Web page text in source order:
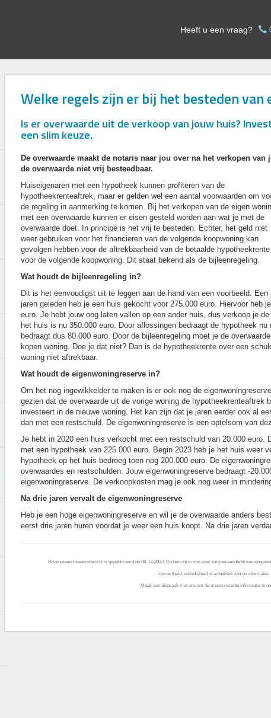
Heeft u een vraag?
Welke regels zijn er bij het besteden van
Is er overwaarde uit de verkoop van jouw huis?
een slim keuze.
De overwaarde maakt de notaris naar jou over na het verkopen
de overwaarde niet vrij besteedbaar.
Huiseigenaren met een hypotheek kunnen profiteren van de
hypotheekrenteaftrek, maar er gelden wel een aantal voorwaarden om
de regeling in aanmerking te komen. Bij het verkopen van de eigen
met een overwaarde kunnen er eisen gesteld worden aan wat je met de
overwaarde doet. In principe is het vrij te besteden. Echter, het geld niet
weer gebruiken voor het financieren van de volgende koopwoning kan
gevolgen hebben voor de aftrekbaarheid van de betaalde hypotheekrente
voor de volgende koopwoning. Dit staat bekend als de bijleenregeling.
Wat houdt de bijleenregeling in?
Dit is het eenvoudigst uit te leggen aan de hand van een voorbeeld. Een
jaren geleden heb je een huis gekocht voor 275.000 euro. Hiervoor heb
euro. Je hebt jouw oog laten vallen op een ander huis, dus verkoop je
het huis is nu 350.000 euro. Door aflossingen bedraagt de hypotheek nu
bedraagt dus 80.000 euro. Door de bijleenregeling moet je de
kopen woning. Doe je dat niet? Dan is de hypotheekrente over een
woning niet aftrekbaar.
Wat houdt de eigenwoningreserve in?
Om het nog ingewikkelder te maken is er ook nog de
gezien dat de overwaarde uit de vorige woning de hypotheekrenteaftrek
investeert in de nieuwe woning. Het kan zijn dat je jaren eerder ook al
dan met een restschuld. De eigenwoningreserve is een optelsom van
Je hebt in 2020 een huis verkocht met een restschuld van 20.000 euro.
met een hypotheek van 225.000 euro. Begin 2023 heb je het huis weer
hypotheek op het huis bedroeg toen nog 200.000 euro. De
overwaardes en restschulden. Jouw eigenwoningreserve bedraagt -
eigenwoningreserve. De verkoopkosten mag je ook nog weer in
Na drie jaren vervalt de eigenwoningreserve
Heb je een hoge eigenwoningreserve en wil je de overwaarde anders
eerst drie jaren huren voordat je weer een huis koopt. Na drie jaren
Bovenstaand nieuwsbericht is gepubliceerd op 08-12-2023. Dit bericht is met veel zorg en aandacht
correctheid, volledigheid of actualiteit van de informatie.
Maak een afspraak met ons om de meest recente informatie te